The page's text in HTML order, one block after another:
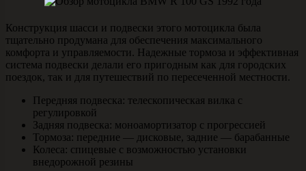
Конструкция шасси и подвески этого мотоцикла была
тщательно продумана для обеспечения максимального
комфорта и управляемости. Надежные тормоза и эффективная
система подвески делали его пригодным как для городских
поездок, так и для путешествий по пересеченной местности.
Передняя подвеска: телескопическая вилка с
регулировкой
Задняя подвеска: моноамортизатор с прогрессией
Тормоза: передние — дисковые, задние — барабанные
Колеса: спицевые с возможностью установки
внедорожной резины